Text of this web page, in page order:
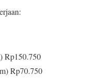
Rp150.750
Rp70.750